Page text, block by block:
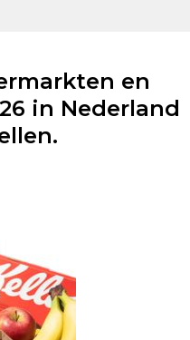
en
in Nederland